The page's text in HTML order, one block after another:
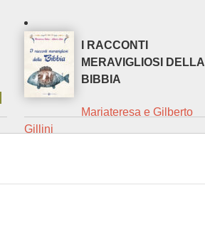
I RACCONTI
MERAVIGLIOSI DELLA
BIBBIA
Mariateresa e Gilberto
Gillini